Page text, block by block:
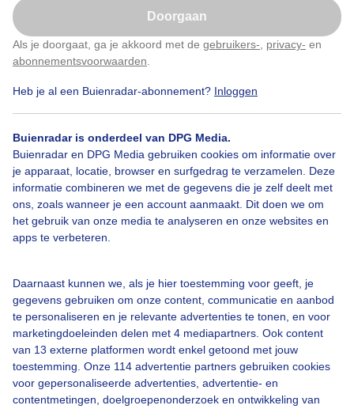
Doorgaan
Als je doorgaat, ga je akkoord met de gebruikers- privacy- en
abonnementsvoorwaarden
Heb je al een Buienradar-abonnement? Inloggen
Buienradar is onderdeel van DPG Media.
Buienradar en DPG Media gebruiken cookies om informatie over
je apparaat, locatie, browser en surfgedrag te verzamelen. Deze
informatie combineren we met de gegevens die je zelf deelt met
ons, zoals wanneer je een account aanmaakt. Dit doen we om
het gebruik van onze media te analyseren en onze websites en
apps te verbeteren.
Daarnaast kunnen we, als je hier toestemming voor geeft, je
gegevens gebruiken om onze content, communicatie en aanbod
te personaliseren en je relevante advertenties te tonen, en voor
marketingdoeleinden delen met 4 mediapartners. Ook content
van 13 externe platformen wordt enkel getoond met jouw
toestemming. Onze 114 advertentie partners gebruiken cookies
voor gepersonaliseerde advertenties, advertentie- en
contentmetingen, doelgroepenonderzoek en ontwikkeling van
Regen
Zomer Regen Wind
Bekijk slideshow
Een moment geduld aub...
Klik hierom dit aan te passen